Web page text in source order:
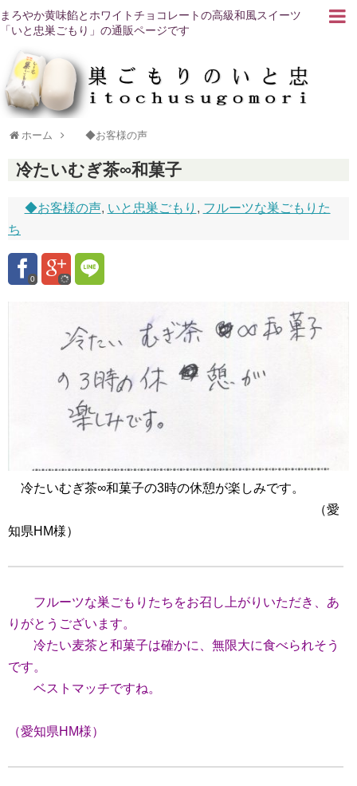
まろやか黄味餡とホワイトチョコレートの高級和風スイーツ
「いと忠巣ごもり」の通販ページです
ホーム ◆お客様の声
冷たいむぎ茶∞和菓子
◆お客様の声, いと忠巣ごもり , フルーツな巣ごもりた
ち
0
冷たいむぎ茶∞和菓子の3時の休憩が楽しみです。
（愛
知県HM様）
フルーツな巣ごもりたちをお召し上がりいただき、あ
りがとうございます。
冷たい麦茶と和菓子は確かに、無限大に食べられそう
です。
ベストマッチですね。
（愛知県HM様）